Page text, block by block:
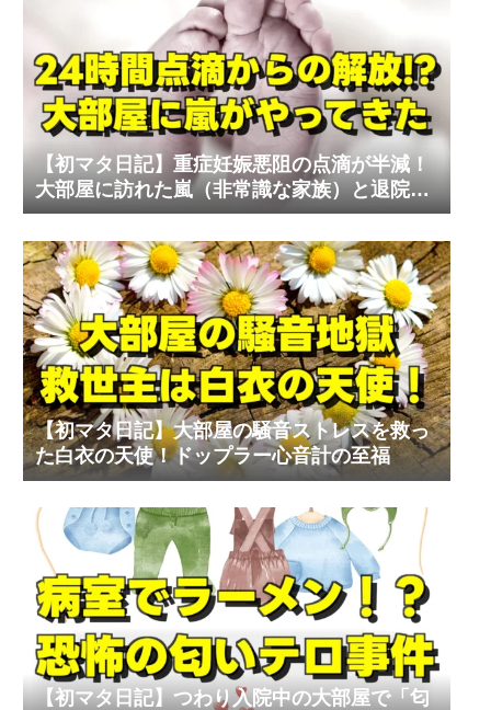
【初マタ日記】重症妊娠悪阻の点滴が半減！
大部屋に訪れた嵐（非常識な家族）と退院の
リアル
【初マタ日記】大部屋の騒音ストレスを救っ
た白衣の天使！ドップラー心音計の至福
【初マタ日記】つわり入院中の大部屋で「匂